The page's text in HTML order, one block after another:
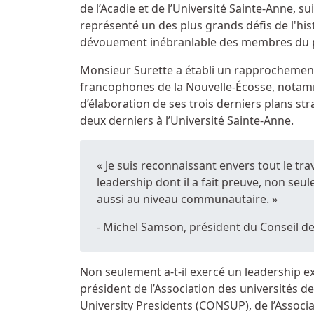
de l’Acadie et de l’Université Sainte-Anne,
représenté un des plus grands défis de
dévouement inébranlable des membres du
Monsieur Surette a établi un
francophones de la Nouvelle-Écosse,
d’élaboration de ses trois derniers plans
deux derniers à l’Université Sainte-Anne.
« Je suis reconnaissant envers tout le
leadership dont il a fait preuve, non
aussi au niveau communautaire. »
- Michel Samson, président du Conseil
Non seulement a-t-il exercé un leadership
président de l’Association des universités
University Presidents (CONSUP), de